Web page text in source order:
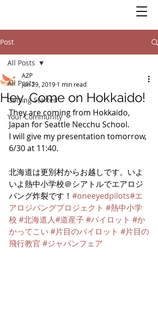
Post
All Posts
Getting Started
Your Community
All Posts
Hey, Come on Hokkaido!
AZP
Jun 29, 2019 1 min read
They are coming from Hokkaido,
Japan for Seattle Necchu School.
I will give my presentation tomorrow,
6/30 at 11:40.
北海道は更別村からお越しです。いよ
いよ熱中小学校＠シアトルでエアロジ
パング炸裂です！ #oneeyedpilots#エ
アロジパングプロジェクト #熱中小学
校 #北海道人#道産子 #パイロット #か
かってこい #片目のパイロット #片目の
飛行教官 #ジャパンフェア